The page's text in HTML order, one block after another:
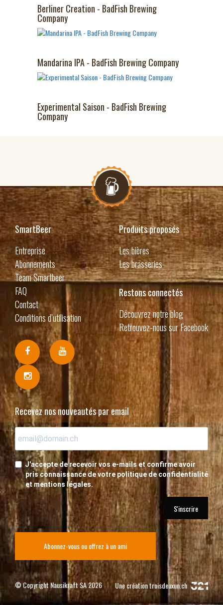
Berliner Creation - BadFish Brewing
Company
Mandarina IPA - BadFish Brewing Company
Experimental Saison - BadFish Brewing
Company
SmartBeer
Entreprise
Abonnements
Team Smartbeer
FAQ
Contact
Conditions d’utilisation
Produits proposés
Les bières
Les brasseries
Restons connectés
Découvrez notre blog
Retrouvez-nous sur Facebook
Recevez nos nouveautés par email
J'accepte de recevoir vos e-mails et confirme avoir
pris connaissance de votre politique de confidentialité
et mentions légales.
S'inscrire
Abonnez-vous ou offrez à un ami
© Copyright Nausikraft SA 2026 Une créationtroisdeuxun.ch